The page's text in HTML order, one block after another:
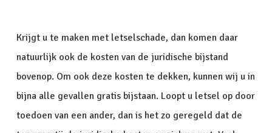
Krijgt u te maken met letselschade, dan komen daar
natuurlijk ook de kosten van de juridische bijstand
bovenop. Om ook deze kosten te dekken, kunnen wij u in
bijna alle gevallen gratis bijstaan. Loopt u letsel op door
toedoen van een ander, dan is het zo geregeld dat de